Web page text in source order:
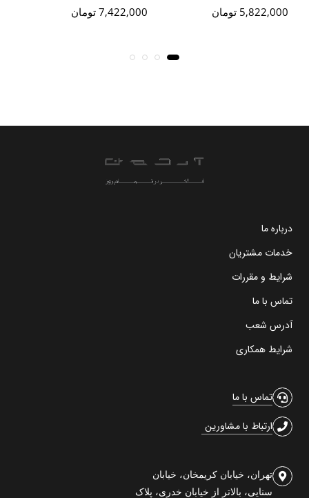
5,822,000 تومان 7,422,000 تومان
درباره ما
خدمات مشتریان
شرایط و مقررات
تماس با ما
آدرس شعب
شرایط همکاری
تماس با ما
ارتباط با مشاورین
تهران، خیابان کریمخان، خیابان
سنایی، بالاتر از خیابان خدری، پلاک